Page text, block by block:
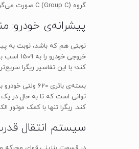
گروه C (Group C) صورت می‌گرفت اما ریگرا در مقایسه با گذشته مجلل‌تر و جادارتر است و حتی نمایشگر بزرگ مرکزی آن قابلیت پشتیبانی از تجهیزاتی مثل Apple CarPlay را در خود دارد.
پیشرانه‌ی خودرو:
کند؛ با این تفاسیر ریگرا
کند. ریگرا تنها با کمک موتور الکتریکی خود و شارژر 3 کیلوواتی که روی بدنه
سیستم انتقال